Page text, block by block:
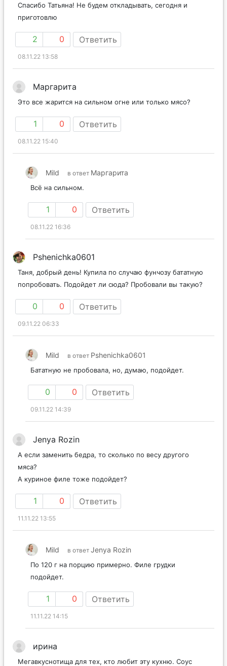
Спасибо Татьяна! Не будем откладывать, сегодня и
приготовлю
2 0 Ответить
08.11.22 13:58
Маргарита
Это все жарится на сильном огне или только мясо?
1 0 Ответить
08.11.22 15:40
Mild в ответ Маргарита
Всё на сильном.
1 0 Ответить
08.11.22 16:36
Pshenichka0601
Таня, добрый день! Купила по случаю фунчозу бататную
попробовать. Подойдет ли сюда? Пробовали вы такую?
0 0 Ответить
09.11.22 06:33
Mild в ответ Pshenichka0601
Бататную не пробовала, но, думаю, подойдет.
0 0 Ответить
09.11.22 14:39
Jenya Rozin
А если заменить бедра, то сколько по весу другого
мяса?
А куриное филе тоже подойдет?
1 0 Ответить
11.11.22 13:55
Mild в ответ Jenya Rozin
По 120 г на порцию примерно. Филе грудки
подойдет.
1 0 Ответить
11.11.22 14:15
ирина
Мегавкуснотища для тех, кто любит эту кухню. Соус